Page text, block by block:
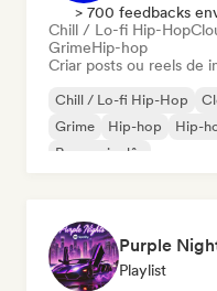
> 700 feedbacks
Chill / Lo-fi Hip-Hop
GrimeHip-hop
Criar posts ou reels de
Chill / Lo-fi Hip-Hop
Grime
Hip-hop Hip-
Rap em inglês
Purple
Playlist